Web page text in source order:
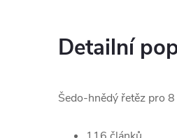
Detailní
Šedo-hnědý řetěz pro